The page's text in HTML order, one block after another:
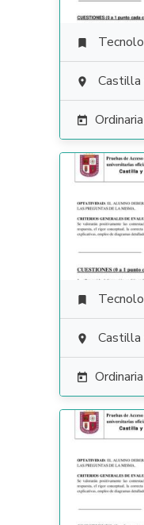

 Castilla


 Castilla
